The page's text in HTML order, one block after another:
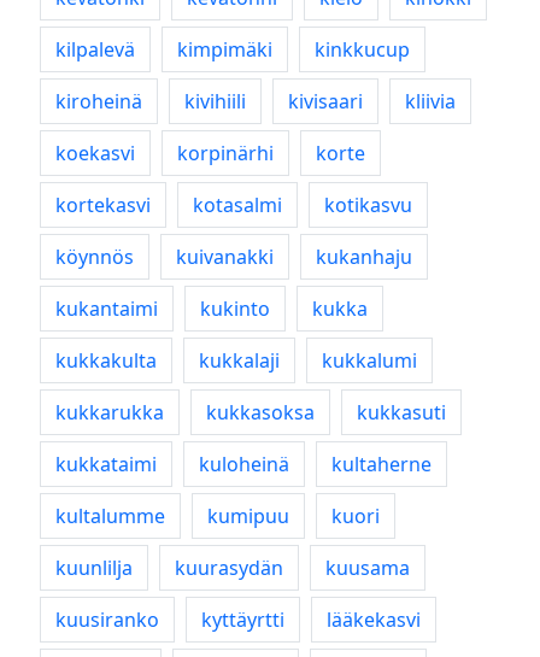
kilpalevä
kimpimäki
kinkkucup
kiroheinä
kivihiili kivisaari
kliivia
koekasvi
korpinärhi
korte
kortekasvi
kotasalmi
kotikasvu
köynnös
kuivanakki
kukanhaju
kukantaimi
kukinto
kukka
kukkakulta
kukkalaji
kukkalumi
kukkarukka
kukkasoksa
kukkasuti
kukkataimi
kuloheinä
kultaherne
kultalumme
kumipuu
kuori
kuunlilja
kuurasydän
kuusama
kuusiranko
kyttäyrtti
lääkekasvi